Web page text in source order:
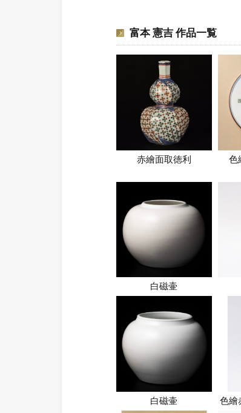
富本 憲吉 作品一覧
赤繪面取徳利 色
白磁壷
白磁壷 色繪